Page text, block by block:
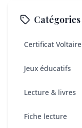
Catégories
Certificat Voltaire
Jeux éducatifs
Lecture & livres
Fiche lecture